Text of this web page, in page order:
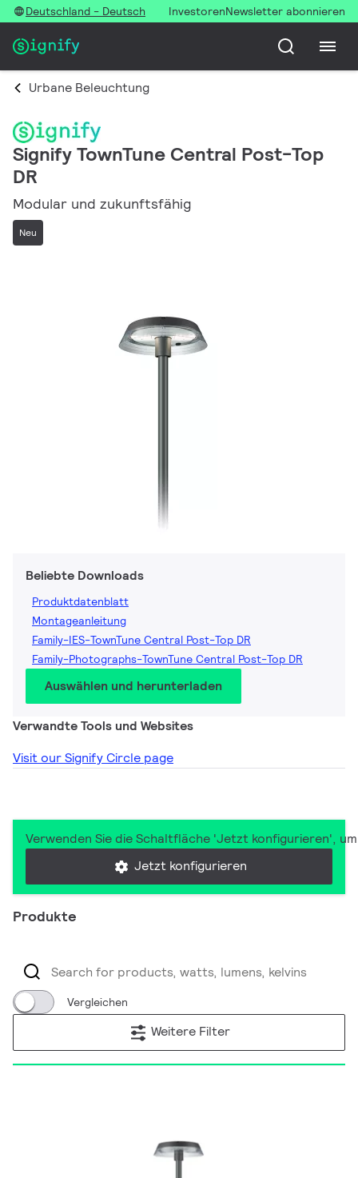
Deutschland - Deutsch InvestorenNewsletter abonnieren
Urbane Beleuchtung
Signify TownTune Central Post-Top
DR
Modular und zukunftsfähig
Neu
Beliebte Downloads
Produktdatenblatt
Montageanleitung
Family-IES-TownTune Central Post-Top DR
Family-Photographs-TownTune Central Post-Top DR
Auswählen und herunterladen
Verwandte Tools und Websites
Visit our Signify Circle page
Verwenden Sie die Schaltfläche 'Jetzt konfigurieren',
Jetzt konfigurieren
Produkte
Vergleichen
Weitere Filter